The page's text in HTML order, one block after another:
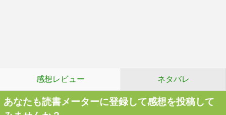
感想レビュー ネタバレ
あなたも読書メーターに登録して感想を投稿して